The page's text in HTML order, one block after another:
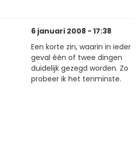
6 januari 2008 - 17:38
Een korte zin, waarin in ieder
geval één of twee dingen
duidelijk gezegd worden. Zo
probeer ik het tenminste.